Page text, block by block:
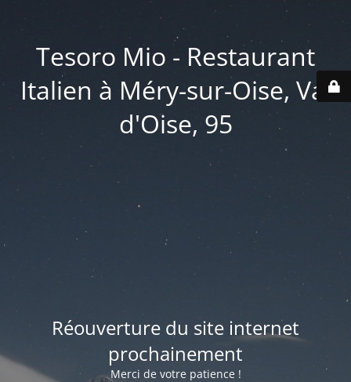
Tesoro Mio - Restaurant
Italien à Méry-sur-Oise, Val
d'Oise, 95
Réouverture du site internet
prochainement
Merci de votre patience !